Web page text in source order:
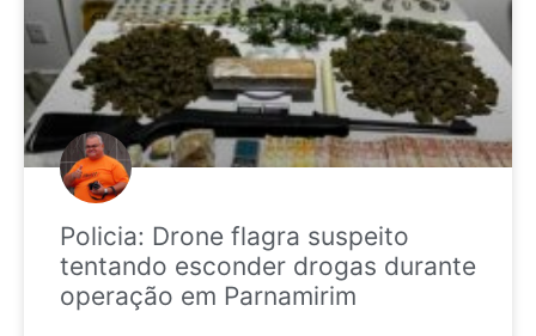
Policia: Drone flagra suspeito
tentando esconder drogas durante
operação em Parnamirim